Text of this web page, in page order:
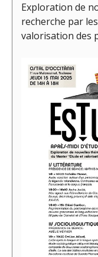
Exploration de
recherche par
valorisation des